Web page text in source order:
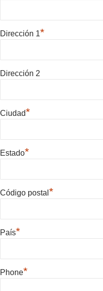
Dirección 1*
Dirección 2
Ciudad*
Estado*
Código postal *
País*
Phone*